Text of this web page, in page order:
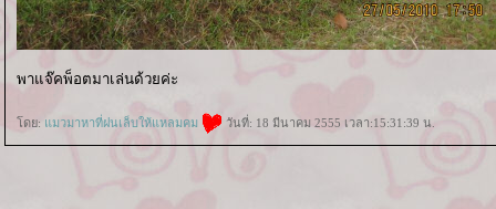
พาแจ๊คพ็อตมาเล่นด้วยค่ะ
ดย: มวมาหาที่ฝนเล็บให้แหลมคม วันที่: 18 มีนาคม 2555 เวลา:15:31:39 น.